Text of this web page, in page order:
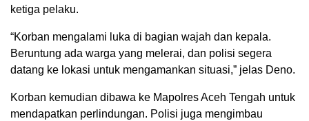
ketiga pelaku.
“Korban mengalami luka di bagian wajah dan kepala.
Beruntung ada warga yang melerai, dan polisi segera
datang ke lokasi untuk mengamankan situasi,” jelas Deno.
Korban kemudian dibawa ke Mapolres Aceh Tengah untuk
mendapatkan perlindungan. Polisi juga mengimbau